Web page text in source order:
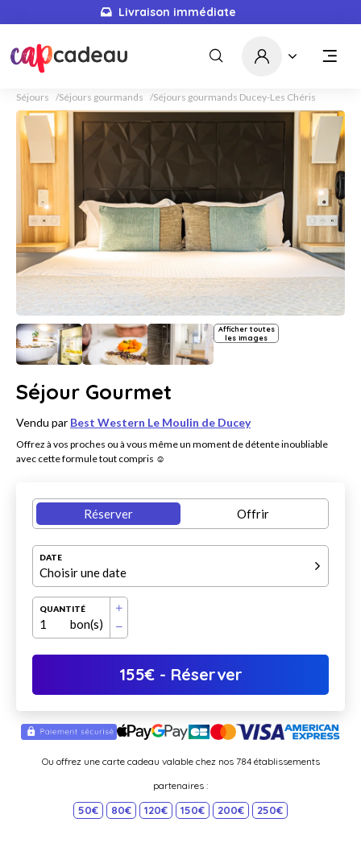
Livraison immédiate
Séjours Séjours gourmands Séjours gourmands Ducey-Les Chéris
Afficher toutes
les images
Séjour Gourmet
Vendu par Best Western Le Moulin de Ducey
Offrez à vos proches ou à vous même un moment de détente inoubliable
avec cette formule tout compris ☺
Réserver Offrir
DATE
Choisir une date
QUANTITÉ
1 bon(s)
155€- Réserver
Ou offrez une carte cadeau valable chez nos 784 établissements
partenaires :
50€ 80€ 120€ 150€ 200€ 250€